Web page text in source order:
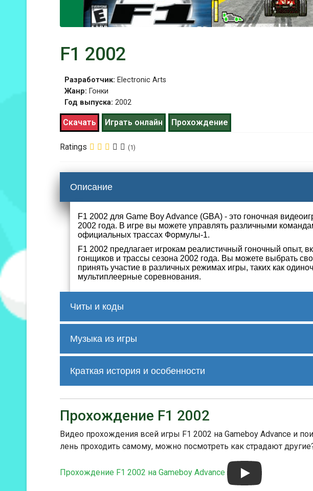
F1 2002
Разработчик: Electronic Arts
Жанр: Гонки
Год выпуска: 2002
Скачать Играть онлайн Прохождение
Ratings (1)
Описание
F1 2002 для Game Boy Advance (GBA) - это гоночная
2002 года. В игре вы можете управлять различными
официальных трассах Формулы-1.
F1 2002 предлагает игрокам реалистичный гоночный опыт,
гонщиков и трассы сезона 2002 года. Вы можете выбрать
принять участие в различных режимах игры, таких как
мультиплеерные соревнования.
Читы и коды
Музыка из игры
Краткая история и особенности
была одной из первых гоночных игр, основанных на
консоли GBA. Игра получила положительные отзывы за
аутентичность, позволяющую игрокам погрузиться в мир
среди фанатов гоночных игр и любителей Формулы-1.
Прохождение F1 2002
Видео прохождения всей игры F1 2002 на Gameboy Advance и
лень проходить самому, можно посмотреть как страдают
Прохождение F1 2002 на Gameboy Advance